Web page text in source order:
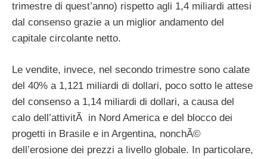
trimestre di quest’anno) rispetto agli 1,4 miliardi attesi
dal consenso grazie a un miglior andamento del
capitale circolante netto.
Le vendite, invece, nel secondo trimestre sono calate
del 40% a 1,121 miliardi di dollari, poco sotto le attese
del consenso a 1,14 miliardi di dollari, a causa del
calo dell’attivitÃ in Nord America e del blocco dei
progetti in Brasile e in Argentina, nonchÃ©
dell’erosione dei prezzi a livello globale. In particolare,